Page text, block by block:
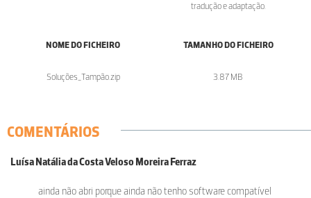
tradução e adaptação.
NOME DO FICHEIRO
Soluções_Tampão.zip
TAMANHO DO FICHEIRO
3.87 MB
COMENTÁRIOS
Luísa Natália da Costa Veloso Moreira Ferraz
ainda não abri porque ainda não tenho software compatível